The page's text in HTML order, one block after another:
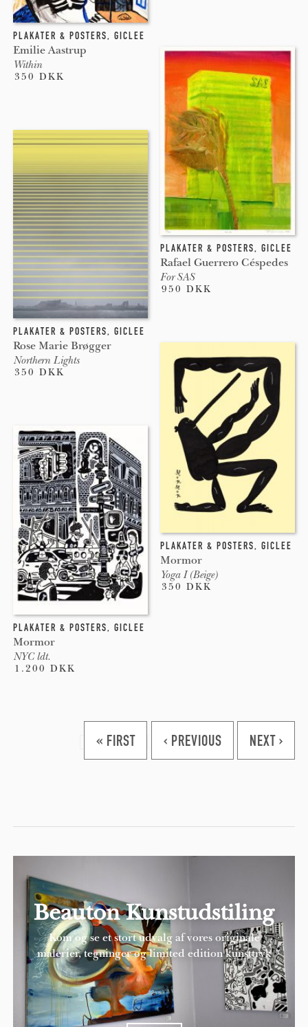
PLAKATER & POSTERS, GICLEE
Emilie Aastrup
Within
350 DKK
PLAKATER & POSTERS, GICLEE
Rose Marie Brøgger
Northern Lights
350 DKK
PLAKATER & POSTERS, GICLEE
Mormor
NYC ldt.
1.200 DKK
PLAKATER & POSTERS, GICLEE
Rafael Guerrero Céspedes
For SAS
950 DKK
PLAKATER & POSTERS, GICLEE
Mormor
Yoga I (Beige)
350 DKK
« FIRST ‹ PREVIOUS NEXT ›
Beauton Kunstudstiling
Kom og se et stort udvalg af vores originale
malerier, tegninger og limited edition kunsttryk